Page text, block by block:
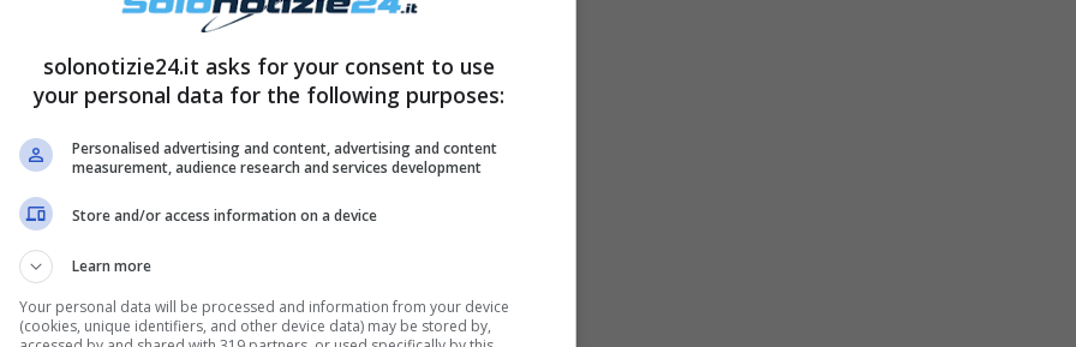
potuto usufruire di un vantaggio per
il giovanissimo chef Flynn McGarry, che a
Manhattan, New York. Federica, come
di cucina a dei concorrenti di sua scelta, ed
concorrenti. L’
Marco, la stessa Federica e Ilda. Alla fine, ad
dovuto lasciareMasterChef Italia 10alla sesta
solonotizie24.it asks for your consent to use
your personal data for the following purposes:
Personalised advertising and content, advertising and content
measurement, audience research and services development
Store and/or access information on a device
Learn more
Your personal data will be processed and information from your device
(cookies, unique identifiers, and other device data) may be stored by,